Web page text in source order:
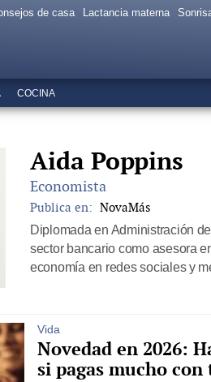
de casa Lactancia materna
COCINA
Aida Poppins
Economista
Publica en: NovaMás
Diplomada en Administración
sector bancario como asesora
economía en redes sociales y
Vida
Novedad en 2026:
si pagas mucho